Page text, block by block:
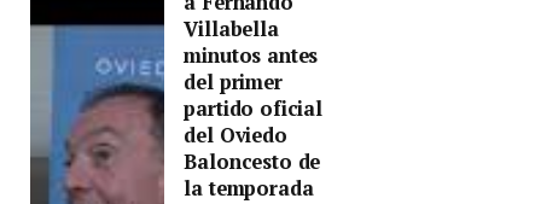
Villabella
minutos antes
del primer
partido oficial
del Oviedo
Baloncesto de
la temporada